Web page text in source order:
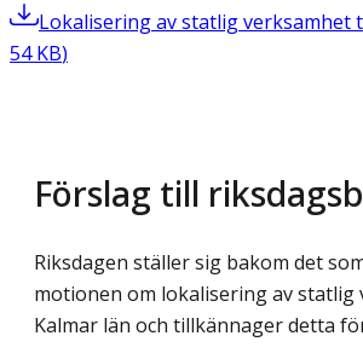
Lokalisering av statlig verksamhet
54 KB)
Förslag till
Riksdagen ställer sig bakom det
motionen om lokalisering av statlig
Kalmar län och tillkännager detta